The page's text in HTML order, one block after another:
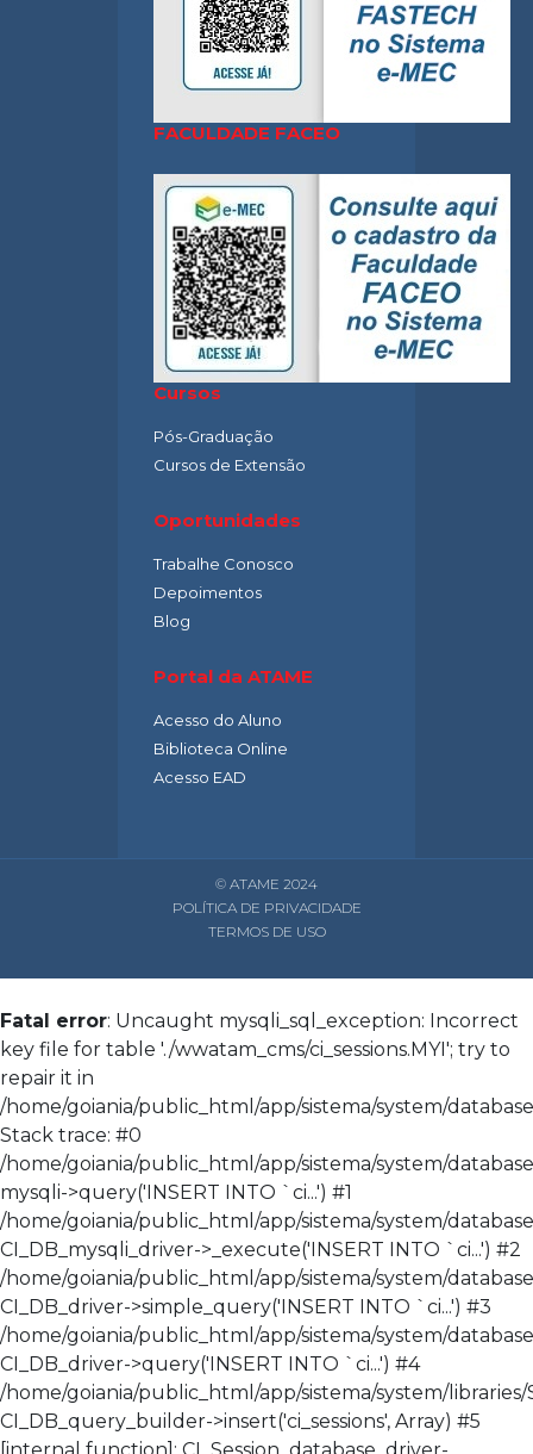
FACULDADE FACEO
Cursos
Pós-Graduação
Cursos de Extensão
Oportunidades
Trabalhe Conosco
Depoimentos
Blog
Portal da ATAME
Acesso do Aluno
Biblioteca Online
Acesso EAD
© ATAME 2024
POLÍTICA DE PRIVACIDADE
TERMOS DE USO
Fatal error: Uncaught mysqli_sql_exception: Incorrect
key file for table './wwatam_cms/ci_sessions.MYI'; try to
repair it in
/home/goiania/public_html/app/sistema/system/
Stack trace: #0
/home/goiania/public_html/app/sistema/system/
mysqli->query('INSERT INTO `ci...') #1
/home/goiania/public_html/app/sistema/system/
CI_DB_mysqli_driver->_execute('INSERT INTO `ci...') #2
/home/goiania/public_html/app/sistema/system/
CI_DB_driver->simple_query('INSERT INTO `ci...') #3
/home/goiania/public_html/app/sistema/system/
CI_DB_driver->query('INSERT INTO `ci...') #4
/home/goiania/public_html/app/sistema/system/libraries/
CI_DB_query_builder->insert('ci_sessions', Array) #5